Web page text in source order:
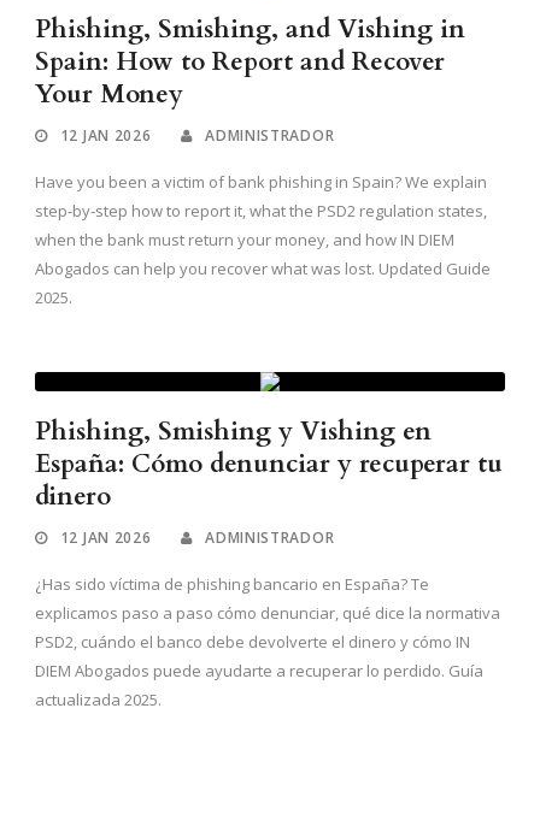
Phishing, Smishing, and Vishing in
Spain: How to Report and Recover
Your Money
12 JAN 2026 ADMINISTRADOR
Have you been a victim of bank phishing in Spain? We explain
step-by-step how to report it, what the PSD2 regulation states,
when the bank must return your money, and how IN DIEM
Abogados can help you recover what was lost. Updated Guide
2025.
Phishing, Smishing y Vishing en
España: Cómo denunciar y recuperar tu
dinero
12 JAN 2026 ADMINISTRADOR
¿Has sido víctima de phishing bancario en España? Te
explicamos paso a paso cómo denunciar, qué dice la normativa
PSD2, cuándo el banco debe devolverte el dinero y cómo IN
DIEM Abogados puede ayudarte a recuperar lo perdido. Guía
actualizada 2025.